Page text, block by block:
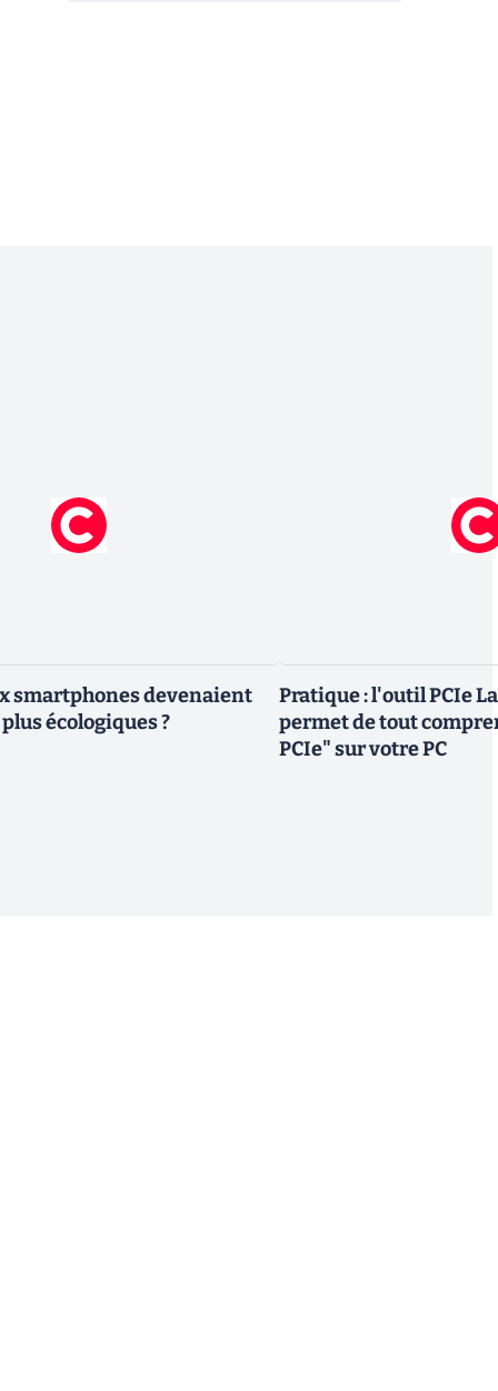
smartphones devenaient
écologiques ?
Pratique : l'outil PCIe
permet de tout
PCIe" sur votre PC